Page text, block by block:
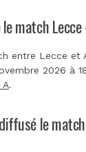
match
entre Lecce et
2026 à
A.
le